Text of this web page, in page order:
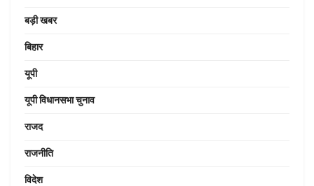
बड़ी खबर
बिहार
यूपी
यूपी विधानसभा चुनाव
राजद
राजनीति
विदेश